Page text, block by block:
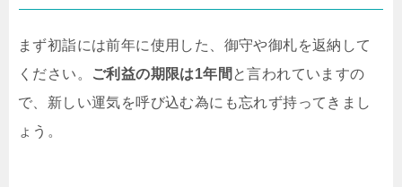
まず初詣には前年に使用した、御守や御札を返納して
ください。
ご利益の期限は1年間 と言われていますの
で、新しい運気を呼び込む為にも忘れず持ってきまし
ょう。